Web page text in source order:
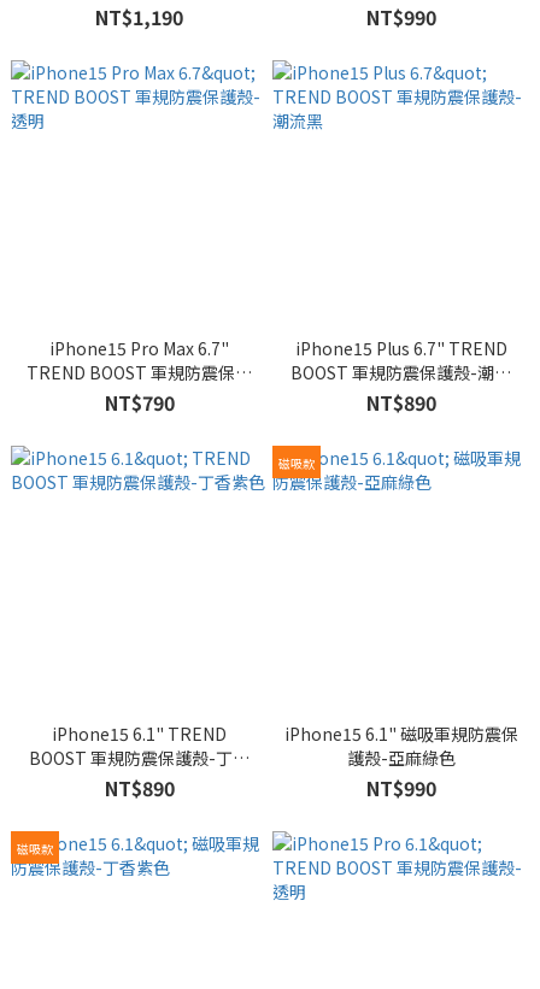
NT$1,190 NT$990
iPhone15 Pro Max 6.7"
TREND BOOST 軍規防震保護
殼-透明
NT$790
iPhone15 Plus 6.7" TREND
BOOST 軍規防震保護殼-潮流
黑
NT$890
iPhone15 6.1" TREND
BOOST 軍規防震保護殼-丁香
紫色
NT$890
磁吸款
iPhone15 6.1" 磁吸軍規防震保
護殼-亞麻綠色
NT$990
磁吸款